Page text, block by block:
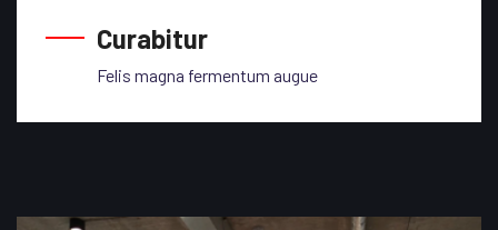
Curabitur
Felis magna fermentum augue